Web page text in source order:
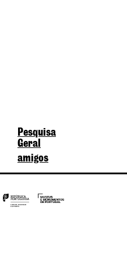
Pesquisa
Geral
amigos